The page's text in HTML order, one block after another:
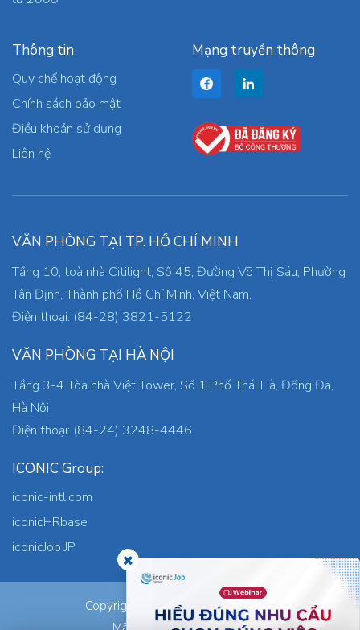
Thông tin
Quy chế hoạt động
Chính sách bảo mật
Điều khoản sử dụng
Liên hệ
Mạng truyền thông
VĂN PHÒNG TẠI TP. HỒ CHÍ MINH
Tầng 10, toà nhà Citilight, Số 45, Đường Võ Thị Sáu, Phường
Tân Định, Thành phố Hồ Chí Minh, Việt Nam.
Điện thoại: (84-28) 3821-5122
VĂN PHÒNG TẠI HÀ NỘI
Tầng 3-4 Tòa nhà Việt Tower, Số 1 Phố Thái Hà, Đống Đa,
Hà Nội
Điện thoại: (84-24) 3248-4446
ICONIC Group:
iconic-intl.com
iconicHRbase
iconicJob JP
Copyright © 2026 ICONIC Co., Ltd.